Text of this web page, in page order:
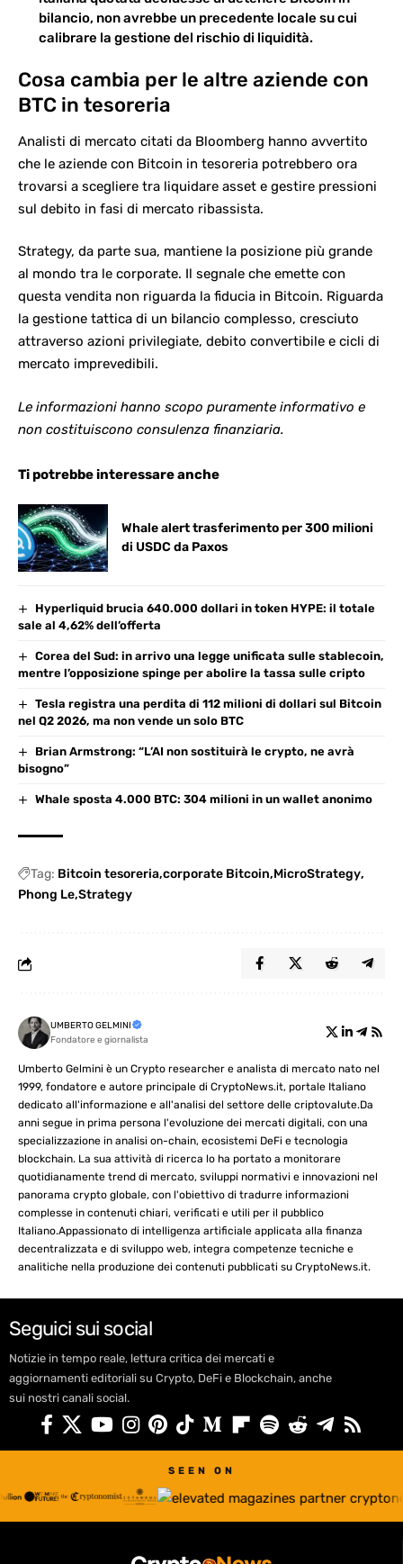
bilancio, non avrebbe un precedente locale su cui
calibrare la gestione del rischio di liquidità.
Cosa cambia per le altre aziende con
BTC in tesoreria
Analisti di mercato citati da Bloomberg hanno avvertito
che le aziende con Bitcoin in tesoreria potrebbero ora
trovarsi a scegliere tra liquidare asset e gestire pressioni
sul debito in fasi di mercato ribassista.
Strategy, da parte sua, mantiene la posizione più grande
al mondo tra le corporate. Il segnale che emette con
questa vendita non riguarda la fiducia in Bitcoin. Riguarda
la gestione tattica di un bilancio complesso, cresciuto
attraverso azioni privilegiate, debito convertibile e cicli di
mercato imprevedibili.
Le informazioni hanno scopo puramente informativo e
non costituiscono consulenza finanziaria.
Ti potrebbe interessare anche
Whale alert trasferimento per 300 milioni
di USDC da Paxos
Hyperliquid brucia 640.000 dollari in token HYPE: il totale
sale al 4,62% dell’offerta
Corea del Sud: in arrivo una legge unificata sulle stablecoin,
mentre l’opposizione spinge per abolire la tassa sulle cripto
Tesla registra una perdita di 112 milioni di dollari sul Bitcoin
nel Q2 2026, ma non vende un solo BTC
Brian Armstrong: “L’AI non sostituirà le crypto, ne avrà
bisogno”
Whale sposta 4.000 BTC: 304 milioni in un wallet anonimo
Tag: Bitcoin tesoreria corporate Bitcoin MicroStrategy
Phong Le Strategy
UMBERTO GELMINI
Fondatore e giornalista
Umberto Gelmini è un Crypto researcher e analista di mercato nato nel
1999, fondatore e autore principale di CryptoNews.it, portale Italiano
dedicato all'informazione e all'analisi del settore delle criptovalute.Da
anni segue in prima persona l'evoluzione dei mercati digitali, con una
specializzazione in analisi on-chain, ecosistemi DeFi e tecnologia
blockchain. La sua attività di ricerca lo ha portato a monitorare
quotidianamente trend di mercato, sviluppi normativi e innovazioni nel
panorama crypto globale, con l'obiettivo di tradurre informazioni
complesse in contenuti chiari, verificati e utili per il pubblico
Italiano.Appassionato di intelligenza artificiale applicata alla finanza
decentralizzata e di sviluppo web, integra competenze tecniche e
analitiche nella produzione dei contenuti pubblicati su CryptoNews.it.
Seguici sui social
Notizie in tempo reale, lettura critica dei mercati e
aggiornamenti editoriali su Crypto, DeFi e Blockchain, anche
sui nostri canali social.
SEEN ON